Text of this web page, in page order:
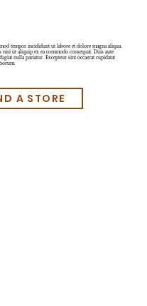
tempor incididunt ut labore et dolore magna aliqua.
ut aliquip ex ea commodo consequat. Duis aute
nulla pariatur. Excepteur sint occaecat cupidatat
A STORE